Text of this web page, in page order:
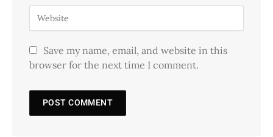
Save my name, email, and website in this
browser for the next time I comment.